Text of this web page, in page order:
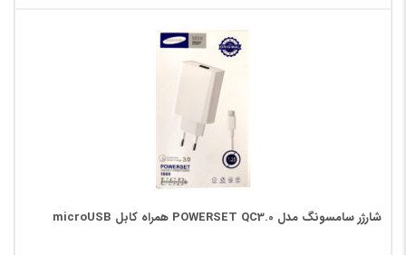
شارژر سامسونگ مدل POWERSET QC3.0 همراه کابل microUSB